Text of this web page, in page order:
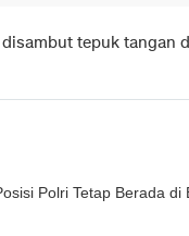
tepuk tangan
Polri Tetap Berada di